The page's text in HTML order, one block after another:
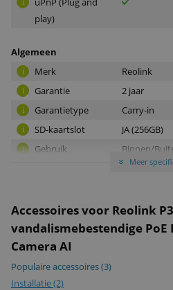
i
play)
Algemeen
i Merk Reolink
i Garantie 2 jaar
i Garantietype Carry-in
i SD-kaartslot JA (256GB)
i Gebruik
Binnen/
Alle specificaties
Alle
» Meer
Accessoires voor Reolink
vandalismebestendige PoE
Camera AI
Populaire accessoires(3)
Installatie(2)